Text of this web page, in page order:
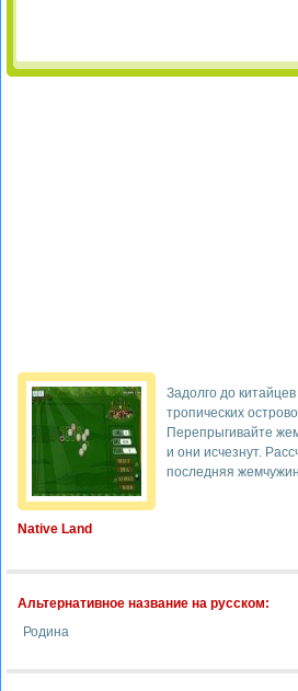
Native Land
Задолго до
тропических
Перепрыгивайте
и они исчезнут.
последняя
Альтернативное название на русском:
Родина